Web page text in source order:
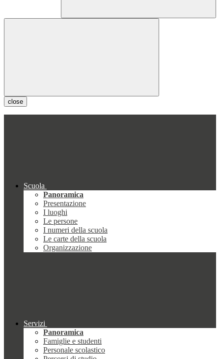
close
Scuola
Panoramica
Presentazione
I luoghi
Le persone
I numeri della scuola
Le carte della scuola
Organizzazione
Servizi
Panoramica
Famiglie e studenti
Personale scolastico